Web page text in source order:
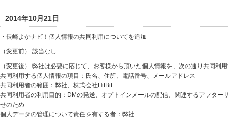
2014年10月21日
・長崎よかナビ！個人情報の共同利用についてを追加
（変更前） 該当なし
（変更後）
弊社は必要に応じて、お客様から頂いた個人情報を、次の通り共同利
共同利用する個人情報の項目：氏名、住所、電話番号、メールアドレス
共同利用者の範囲：弊社、株式会社HitBit
共同利用者の利用目的：DMの発送、オプトインメールの配信、関連するアフタ
せのため
個人データの管理について責任を有する者：弊社